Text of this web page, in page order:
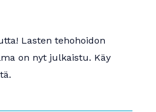
Lasten tehohoidon
on nyt julkaistu. Käy